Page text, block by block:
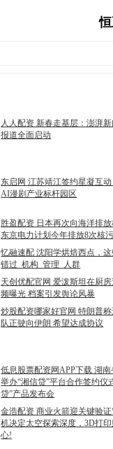
人人配资 新春走基层：澎湃
报道全面启动
东启网 江苏靖江签约星凝互
AI漫剧产业标杆园区
胜盈配资 日本再次向海洋排
东京电力计划今年排放8次核
忆融速配 沈阳学烘焙西点，
错过_机构_管理_人群
天创优配官网 爱泼斯坦在厨
频曝光 档案引发舆论风暴
炒股配资哪家好官网 特朗普
队正驶向伊朗 希望达成协议
低息股票配资网APP下载 湖
举办“湘信贷”平台合作签约仪
贷”产品发布会
金浩配资 商业火箭迎关键验
机决定太空探索深度，3D打
心!